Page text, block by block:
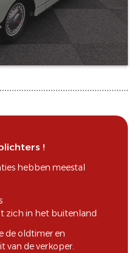
!
hebben meestal
zich in het buitenland
de oldtimer en
van de verkoper.